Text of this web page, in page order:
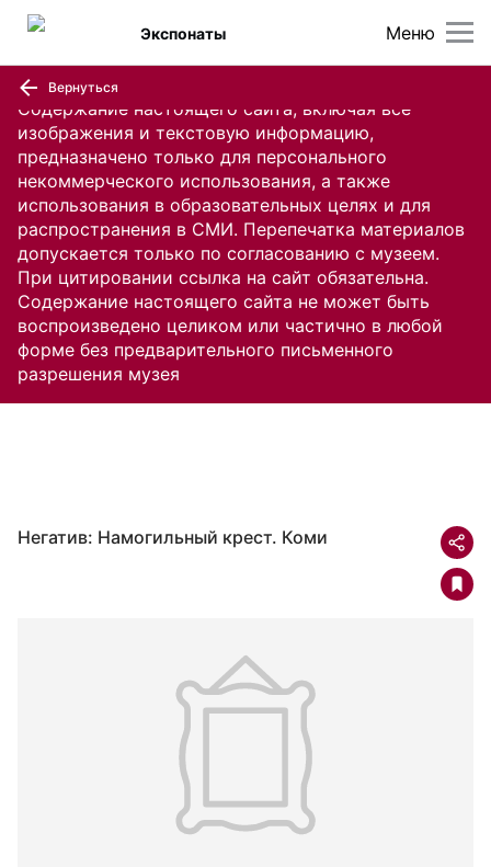
Содержание настоящего сайта, включая все
изображения и текстовую информацию,
предназначено только для персонального
некоммерческого использования, а также
использования в образовательных целях и для
распространения в СМИ. Перепечатка материалов
допускается только по согласованию с музеем.
При цитировании ссылка на сайт обязательна.
Содержание настоящего сайта не может быть
воспроизведено целиком или частично в любой
форме без предварительного письменного
разрешения музея
Меню
Экспонаты
Вернуться
Негатив: Намогильный крест. Коми